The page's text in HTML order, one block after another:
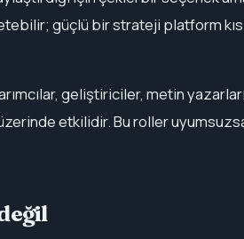
güçlü bir strateji platform
geliştiriciler, metin
etkilidir. Bu roller